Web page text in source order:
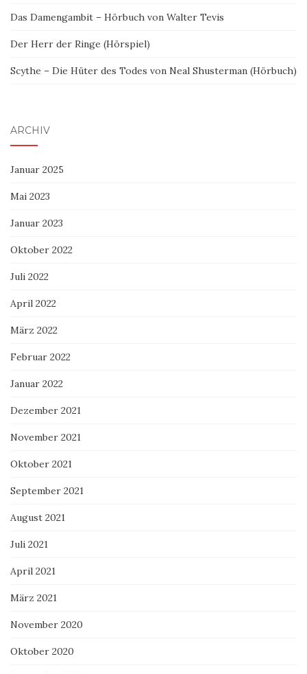
Das Damengambit – Hörbuch von Walter Tevis
Der Herr der Ringe (Hörspiel)
Scythe – Die Hüter des Todes von Neal Shusterman (Hörbuch)
ARCHIV
Januar 2025
Mai 2023
Januar 2023
Oktober 2022
Juli 2022
April 2022
März 2022
Februar 2022
Januar 2022
Dezember 2021
November 2021
Oktober 2021
September 2021
August 2021
Juli 2021
April 2021
März 2021
November 2020
Oktober 2020